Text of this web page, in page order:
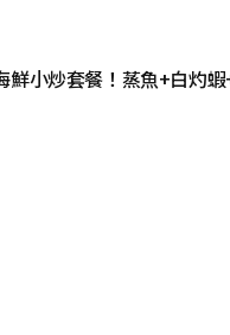
鮮小炒套餐！蒸魚+白灼